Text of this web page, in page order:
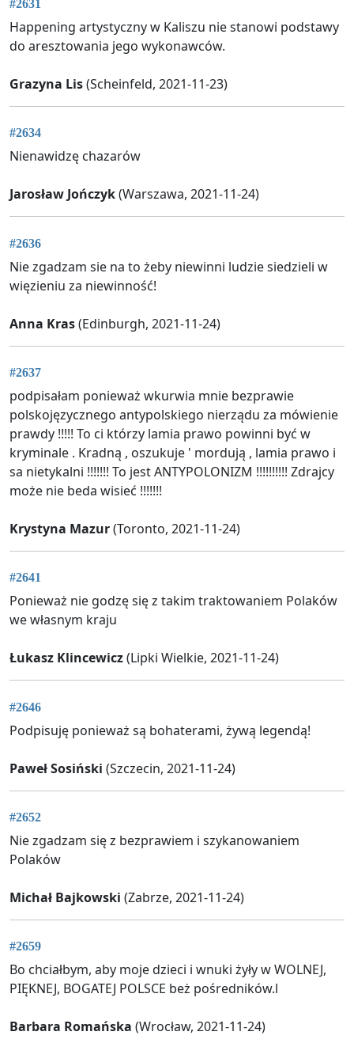
#2631
Happening artystyczny w Kaliszu nie stanowi podstawy
do aresztowania jego wykonawców.
Grazyna Lis(Scheinfeld, 2021-11-23)
#2634
Nienawidzę chazarów
Jarosław Jończyk(Warszawa, 2021-11-24)
#2636
Nie zgadzam sie na to żeby niewinni ludzie siedzieli w
więzieniu za niewinność!
Anna Kras(Edinburgh, 2021-11-24)
#2637
podpisałam ponieważ wkurwia mnie bezprawie
polskojęzycznego antypolskiego nierządu za mówienie
prawdy !!!!! To ci którzy lamia prawo powinni być w
kryminale . Kradną , oszukuje ' mordują , lamia prawo i
sa nietykalni !!!!!!! To jest ANTYPOLONIZM !!!!!!!!!! Zdrajcy
może nie beda wisieć !!!!!!!
Krystyna Mazur(Toronto, 2021-11-24)
#2641
Ponieważ nie godzę się z takim traktowaniem Polaków
we własnym kraju
Łukasz Klincewicz(Lipki Wielkie, 2021-11-24)
#2646
Podpisuję ponieważ są bohaterami, żywą legendą!
Paweł Sosiński (Szczecin, 2021-11-24)
#2652
Nie zgadzam się z bezprawiem i szykanowaniem
Polaków
Michał Bajkowski (Zabrze, 2021-11-24)
#2659
Bo chciałbym, aby moje dzieci i wnuki żyły w WOLNEJ,
PIĘKNEJ, BOGATEJ POLSCE beż pośredników.l
Barbara Romańska (Wrocław, 2021-11-24)